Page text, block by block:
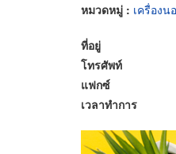
หมวดหมู่ : เครื่องน
ที่อยู่
โทรศัพท์
แฟกซ์
เวลาทำการ